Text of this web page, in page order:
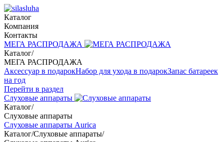
Каталог
Компания
Контакты
МЕГА РАСПРОДАЖА
Каталог/
МЕГА РАСПРОДАЖА
Аксессуар в подарокНабор для ухода в подарокЗапас батареек
на год
Перейти в раздел
Слуховые аппараты
Каталог/
Слуховые аппараты
Слуховые аппараты Aurica
Каталог/Слуховые аппараты/